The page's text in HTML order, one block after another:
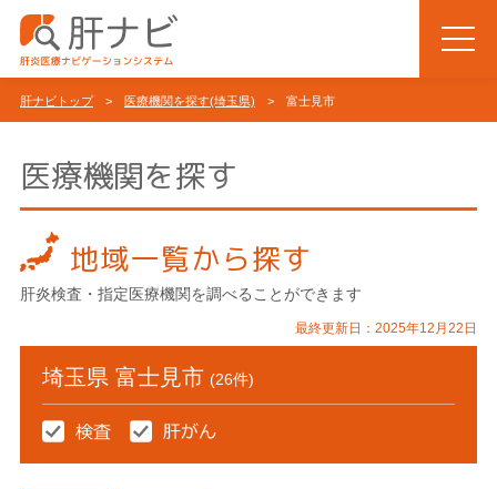
肝ナビトップ> 医療機関を探す(埼玉県) > 富士見市
医療機関を探す
地域一覧から探す
肝炎検査・指定医療機関を調べることができます
最終更新日：2025年12月22日
埼玉県 富士見市 (26件)